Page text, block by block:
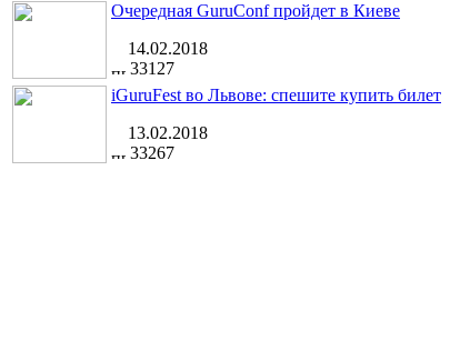
Очередная GuruConf пройдет в Киеве
14.02.2018
33127
iGuruFest во Львове: спешите купить билет
13.02.2018
33267